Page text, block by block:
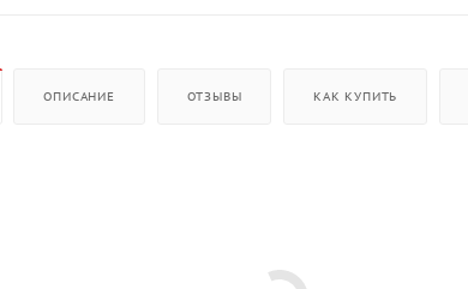
ОПИСАНИЕ ОТЗЫВЫ КАК КУПИТЬ